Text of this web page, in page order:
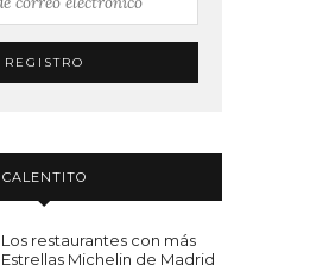
CALENTITO
Los restaurantes con más
Estrellas Michelin de Madrid